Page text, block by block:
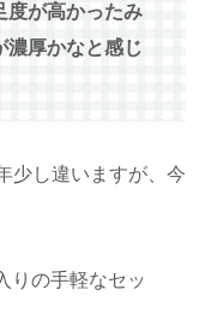
度が高かったみ
濃厚かなと感じ
少し違いますが、今
りの手軽なセッ